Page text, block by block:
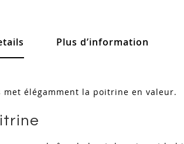
élégamment la poitrine en valeur.
Plus d’information